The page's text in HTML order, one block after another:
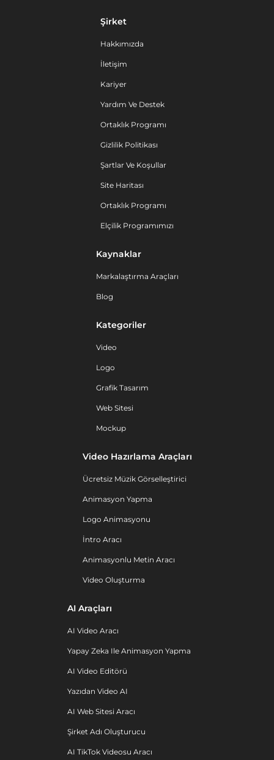
Şirket
Hakkımızda
İletişim
Kariyer
Yardım Ve Destek
Ortaklık Programı
Gizlilik Politikası
Şartlar Ve Koşullar
Site Haritası
Ortaklık Programı
Elçilik Programımızı
Kaynaklar
Markalaştırma Araçları
Blog
Kategoriler
Video
Logo
Grafik Tasarım
Web Sitesi
Mockup
Video Hazırlama Araçları
Ücretsiz Müzik Görselleştirici
Animasyon Yapma
Logo Animasyonu
İntro Aracı
Animasyonlu Metin Aracı
Video Oluşturma
AI Araçları
AI Video Aracı
Yapay Zeka Ile Animasyon Yapma
AI Video Editörü
Yazıdan Video AI
AI Web Sitesi Aracı
Şirket Adı Oluşturucu
AI TikTok Videosu Aracı